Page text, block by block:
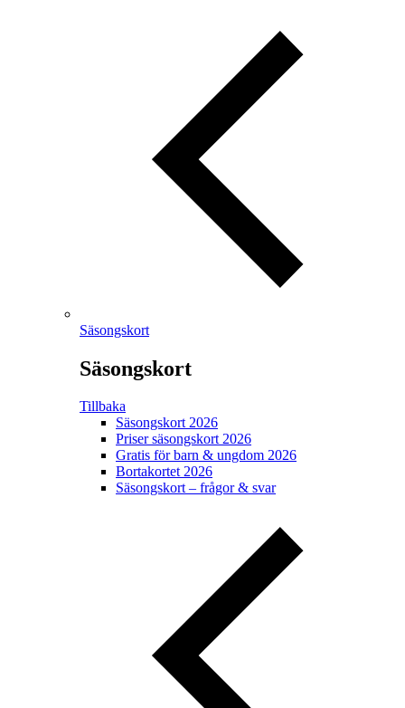
Säsongskort
Säsongskort
Tillbaka
Säsongskort 2026
Priser säsongskort 2026
Gratis för barn & ungdom 2026
Bortakortet 2026
Säsongskort – frågor & svar